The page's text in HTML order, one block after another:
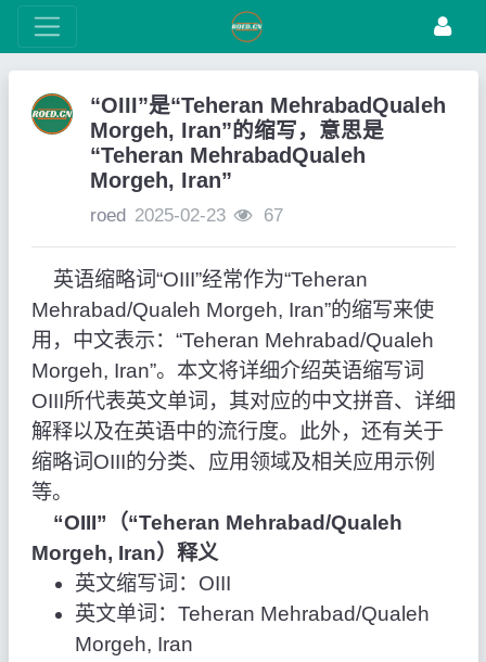
“OIII”是“Teheran MehrabadQualeh
Morgeh, Iran”的缩写，意思是
“Teheran MehrabadQualeh
Morgeh, Iran”
roed 2025-02-23 67
英语缩略词“OIII”经常作为“Teheran
Mehrabad/Qualeh Morgeh, Iran”的缩写来使
用，中文表示：“Teheran Mehrabad/Qualeh
Morgeh, Iran”。本文将详细介绍英语缩写词
OIII所代表英文单词，其对应的中文拼音、详细
解释以及在英语中的流行度。此外，还有关于
缩略词OIII的分类、应用领域及相关应用示例
等。
“OIII”（“Teheran Mehrabad/Qualeh
Morgeh, Iran）释义
英文缩写词：OIII
英文单词：Teheran Mehrabad/Qualeh
Morgeh, Iran